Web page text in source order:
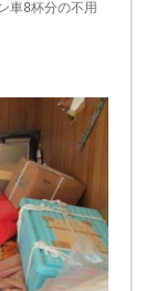
車8杯分の不用